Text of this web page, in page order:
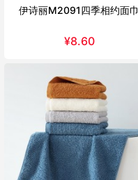
伊诗丽M2091四季相约面巾
¥8.60